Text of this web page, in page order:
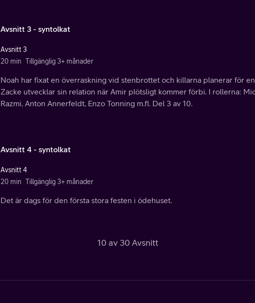
Avsnitt 3 - syntolkat
Avsnitt 3
20 min Tillgänglig 3+ månader
Noah har fixat en överraskning vid stenbrottet och killarna planerar för
Zacke utvecklar sin relation när Amir plötsligt kommer förbi. I rollerna:
Razmi, Anton Annerfeldt, Enzo Tonning m.fl. Del 3 av 10.
Avsnitt 4 - syntolkat
Avsnitt 4
20 min Tillgänglig 3+ månader
Det är dags för den första stora festen i ödehuset.
10 av 30 Avsnitt